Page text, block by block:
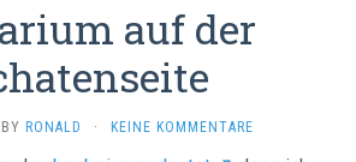
auf der
BY RONALD · KEINE KOMMENTARE